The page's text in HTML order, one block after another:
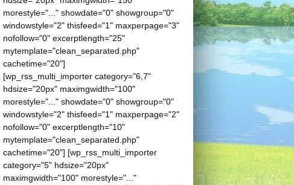
morestyle="..." showdate="0" showgroup="0"
windowstyle="2" thisfeed="1" maxperpage="3"
nofollow="0" excerptlength="25"
mytemplate="clean_separated.php"
cachetime="20"]
[wp_rss_multi_importer category="6,7"
hdsize="20px" maximgwidth="100"
morestyle="..." showdate="0" showgroup="0"
windowstyle="2" thisfeed="1" maxperpage="2"
nofollow="0" excerptlength="10"
mytemplate="clean_separated.php"
cachetime="20"] [wp_rss_multi_importer
category="5" hdsize="20px"
maximgwidth="100" morestyle="..."